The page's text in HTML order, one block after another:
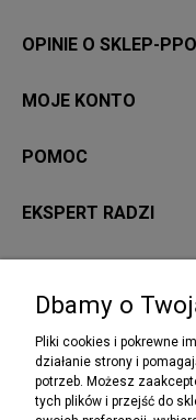
OPINIE O SKLEP-
MOJE KONTO
POMOC
EKSPERT RADZI
NEWSLETTER
Dbamy o
Pliki cookies i pokrewne
działanie strony i
potrzeb. Możesz
tych plików i przejść do